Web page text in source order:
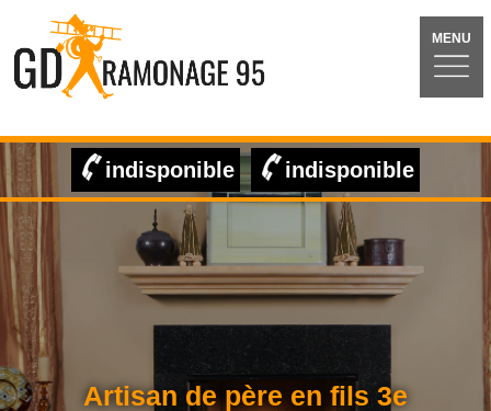
MENU
indisponible indisponible
Artisan de père en fils 3e